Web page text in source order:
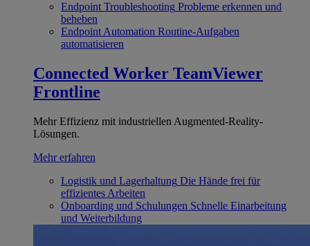
Endpoint Troubleshooting Probleme erkennen und
beheben
Endpoint Automation Routine-Aufgaben
automatisieren
Connected Worker TeamViewer
Frontline
Mehr Effizienz mit industriellen Augmented-Reality-
Lösungen.
Mehr erfahren
Logistik und Lagerhaltung Die Hände frei für
effizientes Arbeiten
Onboarding und Schulungen Schnelle Einarbeitung
und Weiterbildung